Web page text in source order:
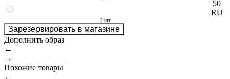
50
RU
2 шт.
Зарезервировать в магазине
Дополнить образ
←
→
Похожие товары
←